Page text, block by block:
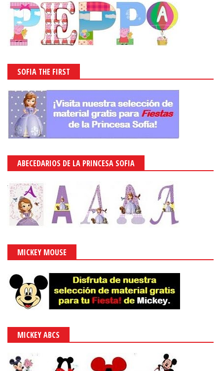
SOFIA THE FIRST
ABECEDARIOS DE LA PRINCESA SOFIA
MICKEY MOUSE
MICKEY ABCS